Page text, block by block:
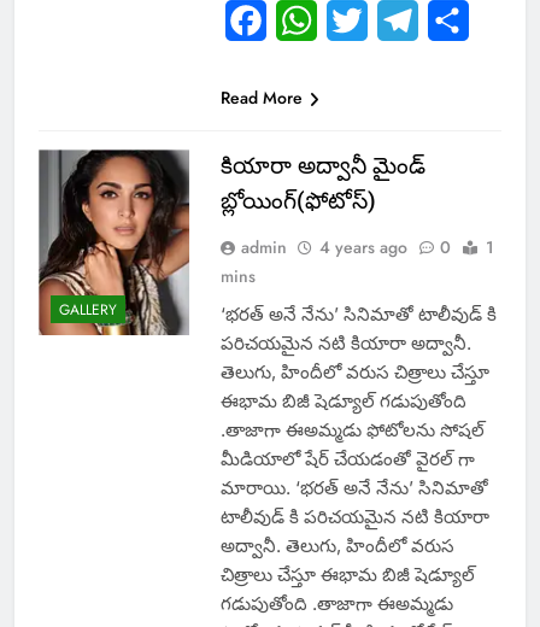
FacebookWhatsApp
Twitter Telegram
Read More
GALLERY
కియారా అద్వానీ మైండ్
బ్లోయింగ్(ఫోటోస్)
admin 4 years ago 0
1
mins
‘భరత్ అనే నేను’ సినిమాతో టాలీవుడ్ కి
పరిచయమైన నటి కియారా అద్వానీ.
తెలుగు, హిందీలో వరుస చిత్రాలు చేస్తూ
ఈభామ బిజీ షెడ్యూల్ గడుపుతోంది
.తాజాగా ఈఅమ్మడు ఫోటోలను సోషల్
మీడియాలో షేర్ చేయడంతో వైరల్ గా
మారాయి. ‘భరత్ అనే నేను’ సినిమాతో
టాలీవుడ్ కి పరిచయమైన నటి కియారా
అద్వానీ. తెలుగు, హిందీలో వరుస
చిత్రాలు చేస్తూ ఈభామ బిజీ షెడ్యూల్
గడుపుతోంది .తాజాగా ఈఅమ్మడు